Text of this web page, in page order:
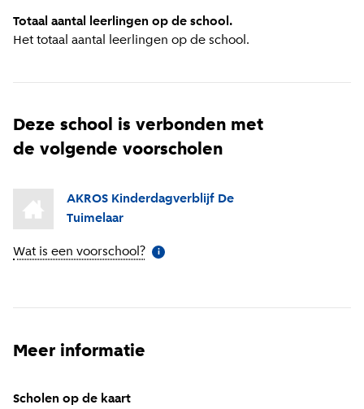
Totaal aantal leerlingen op de school.
Het totaal aantal leerlingen op de school.
Deze school is verbonden met
de volgende voorscholen
AKROS Kinderdagverblijf De
Tuimelaar
Wat is een voorschool? Meer informatie
i
Meer informatie
Scholen op de kaart